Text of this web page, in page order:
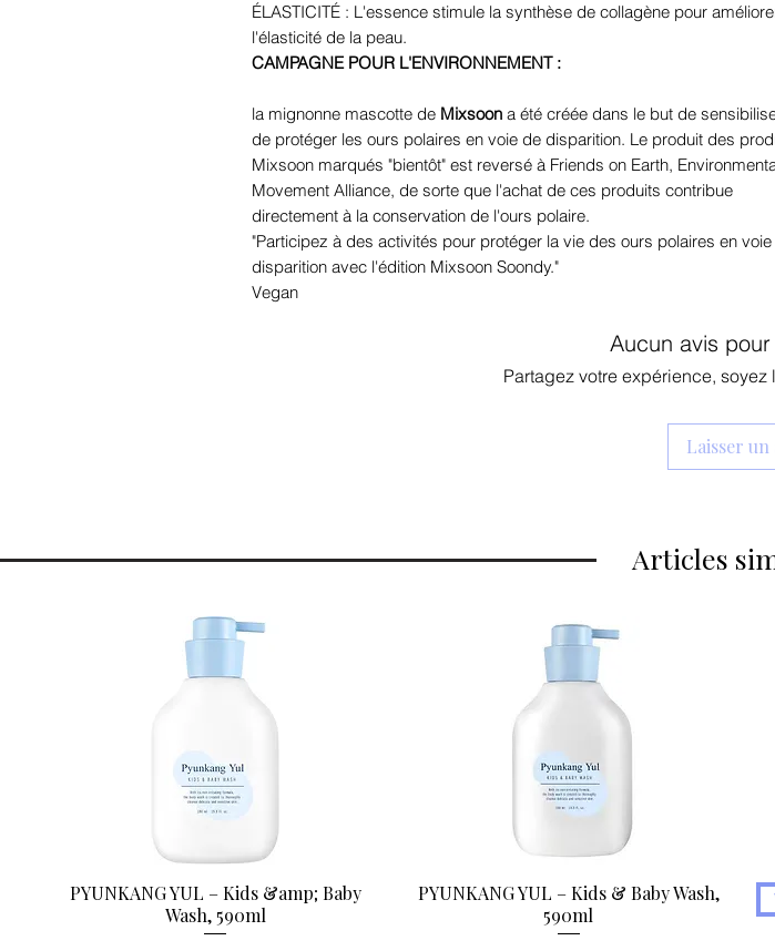
ÉLASTICITÉ : L'essence stimule la synthèse de collagène pour
l'élasticité de la peau.
CAMPAGNE POUR L'ENVIRONNEMENT :
la mignonne mascotte de Mixsoon a été créée dans le but de
de protéger les ours polaires en voie de disparition. Le produit des
Mixsoon marqués "bientôt" est reversé à Friends on Earth,
Movement Alliance, de sorte que l'achat de ces produits contribue
directement à la conservation de l'ours polaire.
"Participez à des activités pour protéger la vie des ours polaires en
disparition avec l'édition Mixsoon Soondy."
Vegan
Aucun avis
Partagez votre expérience,
Laisser un
Articles
Aperçu rapide
PYUNKANG YUL – Kids &amp; Baby
Wash, 590ml
Aperçu rapide
PYUNKANG YUL – Kids & Baby Wash,
590ml